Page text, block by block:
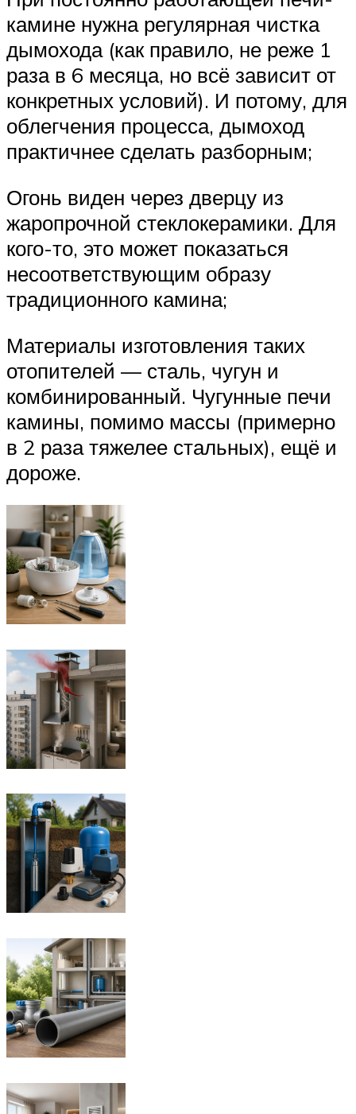
камине нужна регулярная чистка
дымохода (как правило, не реже 1
раза в 6 месяца, но всё зависит от
конкретных условий). И потому, для
облегчения процесса, дымоход
практичнее сделать разборным;
Огонь виден через дверцу из
жаропрочной стеклокерамики. Для
кого-то, это может показаться
несоответствующим образу
традиционного камина;
Материалы изготовления таких
отопителей — сталь, чугун и
комбинированный. Чугунные печи
камины, помимо массы (примерно
в 2 раза тяжелее стальных), ещё и
дороже.